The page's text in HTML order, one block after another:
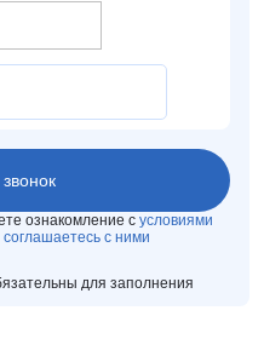
ознакомление с условиями
соглашаетесь с ними
для заполнения